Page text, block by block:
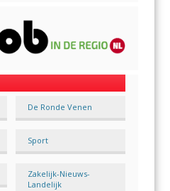
De Ronde Venen
Sport
Zakelijk-Nieuws-
Landelijk